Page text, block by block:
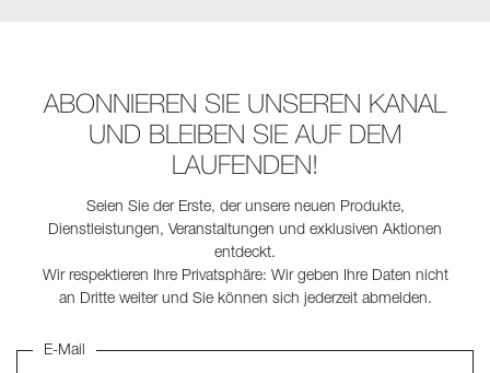
ABONNIEREN SIE UNSEREN KANAL
UND BLEIBEN SIE AUF DEM
LAUFENDEN!
Seien Sie der Erste, der unsere neuen Produkte,
Dienstleistungen, Veranstaltungen und exklusiven Aktionen
entdeckt.
Wir respektieren Ihre Privatsphäre: Wir geben Ihre Daten nicht
an Dritte weiter und Sie können sich jederzeit abmelden.
E-Mail